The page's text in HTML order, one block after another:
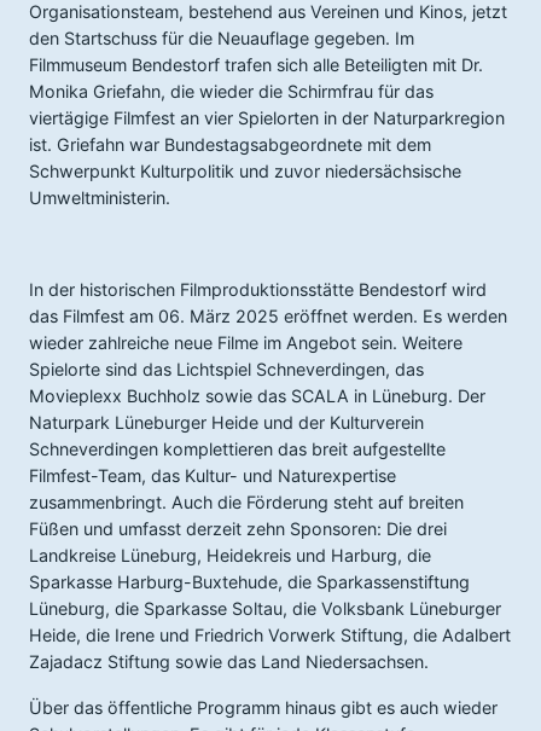
Organisationsteam, bestehend aus Vereinen und Kinos, jetzt
den Startschuss für die Neuauflage gegeben. Im
Filmmuseum Bendestorf trafen sich alle Beteiligten mit Dr.
Monika Griefahn, die wieder die Schirmfrau für das
viertägige Filmfest an vier Spielorten in der Naturparkregion
ist. Griefahn war Bundestagsabgeordnete mit dem
Schwerpunkt Kulturpolitik und zuvor niedersächsische
Umweltministerin.
In der historischen Filmproduktionsstätte Bendestorf wird
das Filmfest am 06. März 2025 eröffnet werden. Es werden
wieder zahlreiche neue Filme im Angebot sein. Weitere
Spielorte sind das Lichtspiel Schneverdingen, das
Movieplexx Buchholz sowie das SCALA in Lüneburg. Der
Naturpark Lüneburger Heide und der Kulturverein
Schneverdingen komplettieren das breit aufgestellte
Filmfest-Team, das Kultur- und Naturexpertise
zusammenbringt. Auch die Förderung steht auf breiten
Füßen und umfasst derzeit zehn Sponsoren: Die drei
Landkreise Lüneburg, Heidekreis und Harburg, die
Sparkasse Harburg-Buxtehude, die Sparkassenstiftung
Lüneburg, die Sparkasse Soltau, die Volksbank Lüneburger
Heide, die Irene und Friedrich Vorwerk Stiftung, die Adalbert
Zajadacz Stiftung sowie das Land Niedersachsen.
Über das öffentliche Programm hinaus gibt es auch wieder